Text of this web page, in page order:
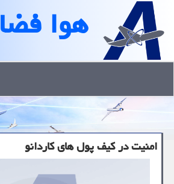
هوا فضا
امنیت در کیف پول های کاردانو